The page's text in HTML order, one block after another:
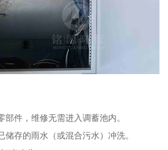
件，维修无需进入调蓄池内。
存的雨水（或混合污水）冲洗。